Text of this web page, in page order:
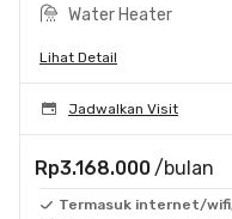
Water Heater
Lihat Detail
Jadwalkan Visit
Rp3.168.000 /bulan
Termasuk internet/